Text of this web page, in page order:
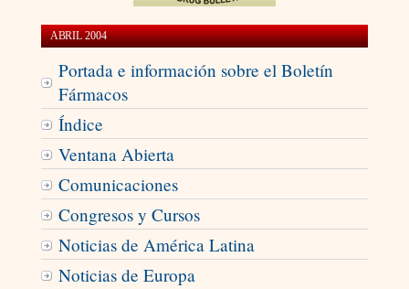
ABRIL 2004
Portada e información sobre el Boletín
Fármacos
Índice
Ventana Abierta
Comunicaciones
Congresos y Cursos
Noticias de América Latina
Noticias de Europa